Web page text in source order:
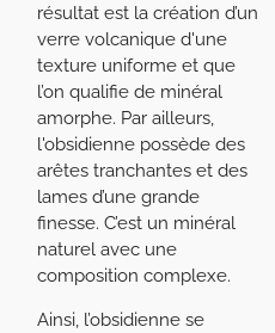
résultat est la création d’un
verre volcanique d'une
texture uniforme et que
l’on qualifie de minéral
amorphe. Par ailleurs,
l'obsidienne possède des
arêtes tranchantes et des
lames d’une grande
finesse. C’est un minéral
naturel avec une
composition complexe.
Ainsi, l’obsidienne se